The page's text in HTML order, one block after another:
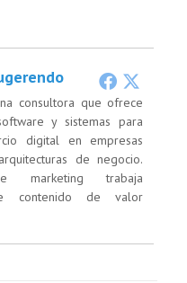
consultora que ofrece
y sistemas para
digital en empresas
de negocio.
marketing trabaja
contenido de valor